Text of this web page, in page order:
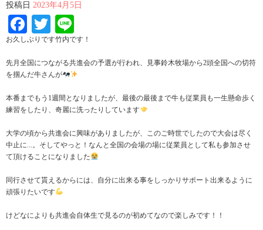
投稿日 2023年4月5日
Facebook
Twitter
お久しぶりです竹内です！
先月全国につながる共進会の予選が行われ、見事鈴木牧場から2頭全国への切符
を掴んだ牛さんが
本番までもう1週間となりましたが、最後の最後まで牛も従業員も一生懸命歩く
練習をしたり、奇麗に洗ったりしています
大学の頃から共進会に興味がありましたが、このご時世でしたので大会は尽く
中止に...。そしてやっと！なんと全国の会場の場に従業員として私も参加させ
て頂けることになりました
同行させて貰えるからには、自分に出来る事をしっかりサポート出来るように
頑張りたいです
けどなによりも共進会自体生で見るのが初めてなので楽しみです！！